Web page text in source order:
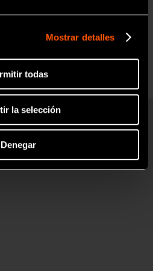
Mostrar detalles
todas
la selección
Denegar